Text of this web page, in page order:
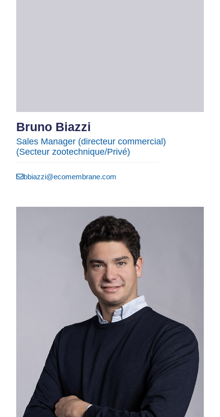
Bruno Biazzi​
Sales Manager (directeur commercial)
(Secteur zootechnique/Privé)
bbiazzi@ecomembrane.com